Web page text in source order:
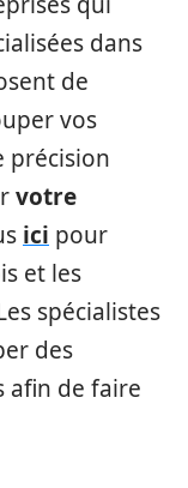
dans
de
vos
précision
votre
ici pour
et les
spécialistes
des
afin de faire